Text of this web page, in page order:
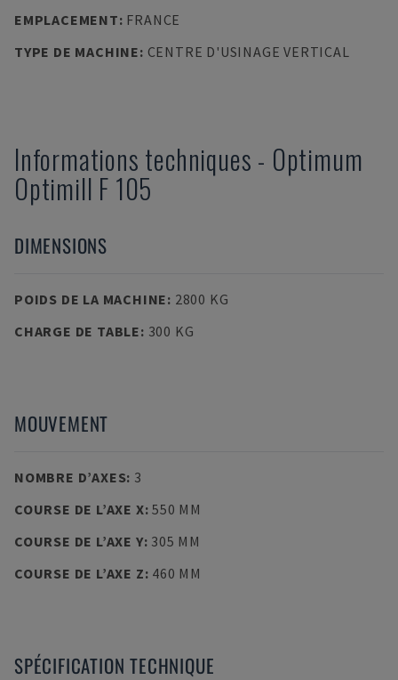
EMPLACEMENT: FRANCE
TYPE DE MACHINE: CENTRE D'USINAGE VERTICAL
Informations techniques - Optimum
Optimill F 105
DIMENSIONS
POIDS DE LA MACHINE: 2800 KG
CHARGE DE TABLE: 300 KG
MOUVEMENT
NOMBRE D’AXES: 3
COURSE DE L’AXE X:550 MM
COURSE DE L’AXE Y: 305 MM
COURSE DE L’AXE Z: 460 MM
SPÉCIFICATION TECHNIQUE